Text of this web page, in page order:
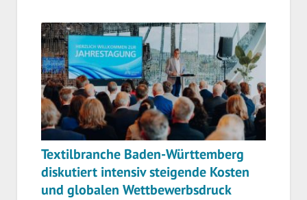
Textilbranche Baden-Württemberg
diskutiert intensiv steigende Kosten
und globalen Wettbewerbsdruck